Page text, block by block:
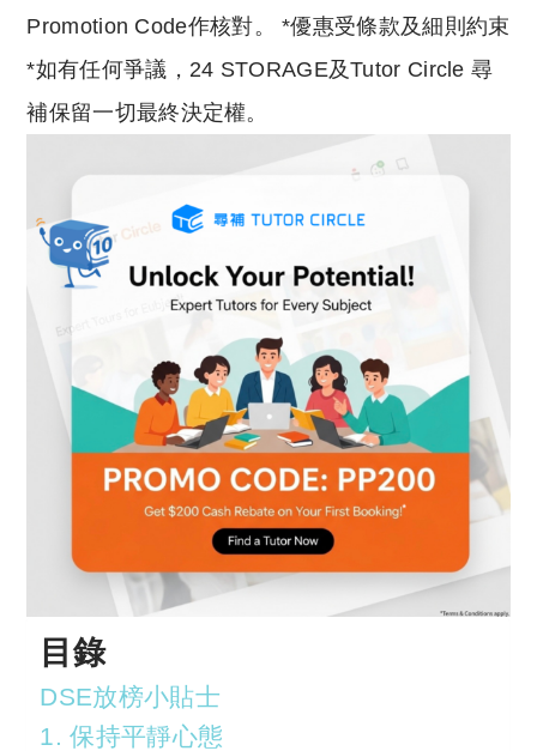
Promotion Code作核對。 *優惠受條款及細則約束
*如有任何爭議，24 STORAGE及Tutor Circle 尋
補保留一切最終決定權。
目錄
DSE放榜小貼士
1. 保持平靜心態